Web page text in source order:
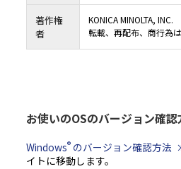
著作権
者
KONICA MINOLTA, INC.
転載、再配布、商行為
お使いのOSのバージョン確認
Windows® のバージョン確認方法
イトに移動します。